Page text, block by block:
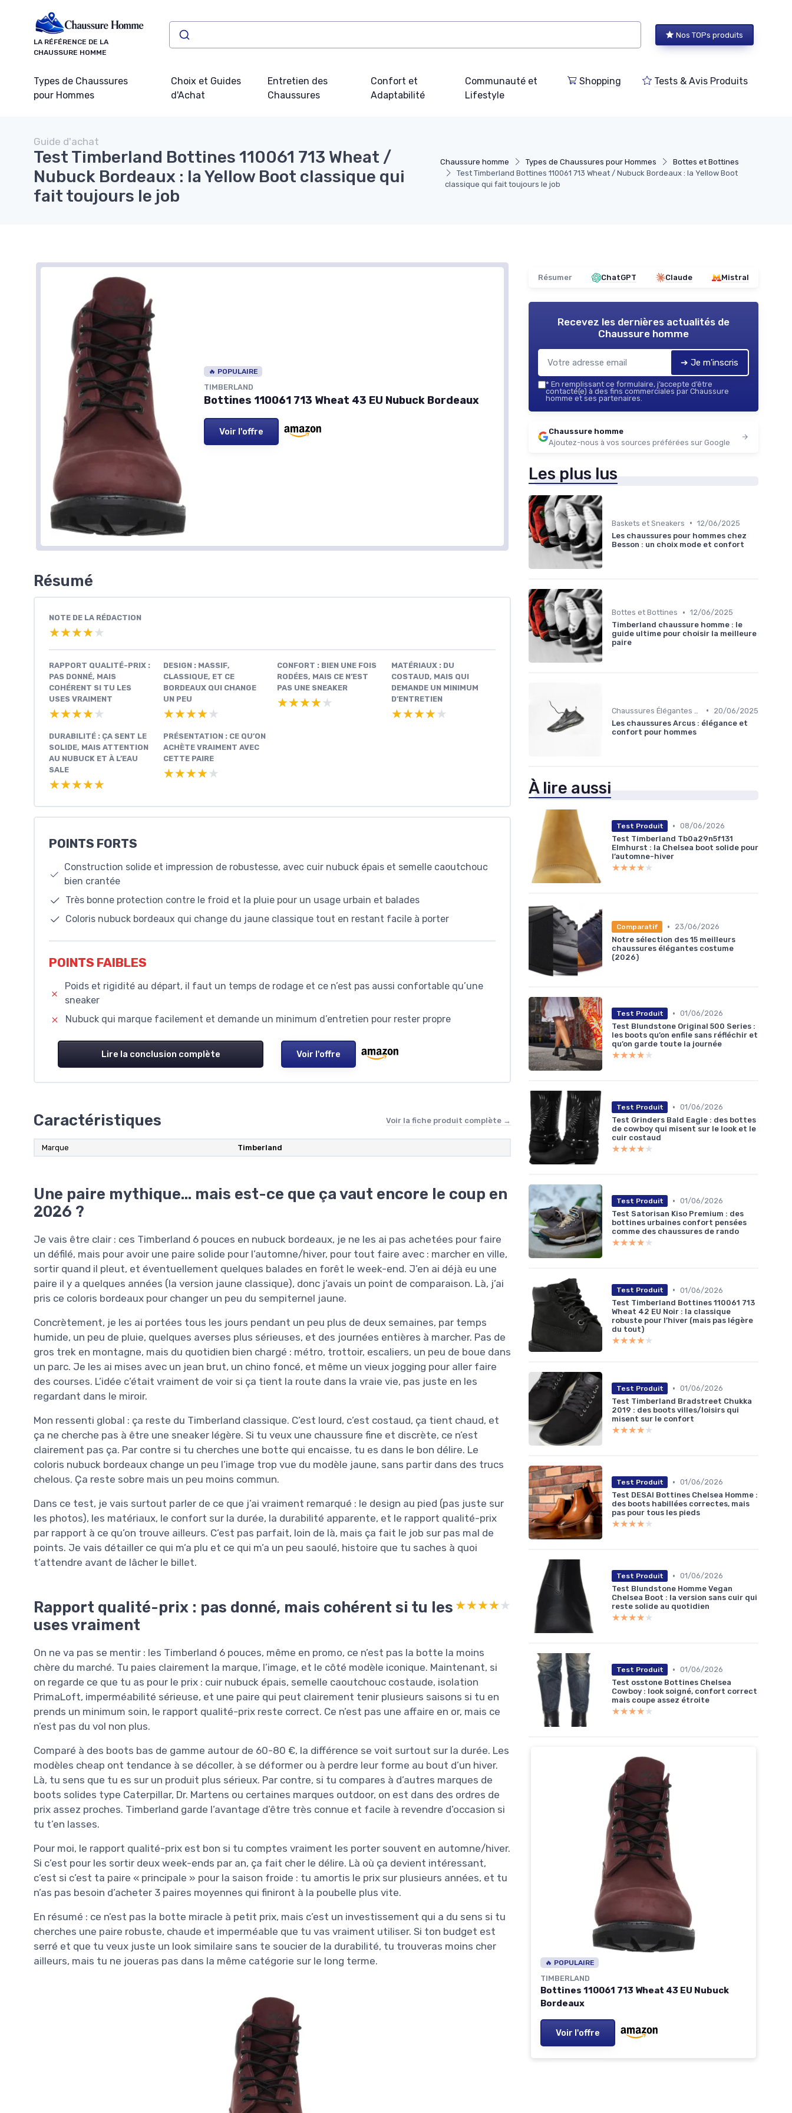
LA RÉFÉRENCE DE LA
CHAUSSURE HOMME
Nos TOPs produits
Types de Chaussures
pour Hommes
Choix et Guides
d'Achat
Entretien des
Chaussures
Confort et
Adaptabilité
Communauté et
Lifestyle
Shopping Tests & Avis Produits
Chaussure homme Types de Chaussures pour Hommes
Bottes et Bottines
Test Timberland Bottines 110061 713 Wheat / Nubuck Bordeaux : la Yellow Boot
classique qui fait toujours le job
Guide d'achat
Test Timberland Bottines 110061 713 Wheat /
Nubuck Bordeaux : la Yellow Boot classique qui
fait toujours le job
🔥 POPULAIRE
TIMBERLAND
Bottines 110061 713 Wheat 43 EU Nubuck Bordeaux
Voir l'offre
Résumé
NOTE DE LA RÉDACTION
★★★★★
★★★★★
RAPPORT QUALITÉ-PRIX :
PAS DONNÉ, MAIS
COHÉRENT SI TU LES
USES VRAIMENT
★★★★★
★★★★★
DESIGN : MASSIF,
CLASSIQUE, ET CE
BORDEAUX QUI CHANGE
UN PEU
★★★★★
★★★★★
CONFORT : BIEN UNE FOIS
RODÉES, MAIS CE N’EST
PAS UNE SNEAKER
★★★★★
★★★★★
MATÉRIAUX : DU
COSTAUD, MAIS QUI
DEMANDE UN MINIMUM
D’ENTRETIEN
★★★★★
★★★★★
DURABILITÉ : ÇA SENT LE
SOLIDE, MAIS ATTENTION
AU NUBUCK ET À L’EAU
SALE
★★★★★
★★★★★
PRÉSENTATION : CE QU’ON
ACHÈTE VRAIMENT AVEC
CETTE PAIRE
★★★★★
★★★★★
POINTS FORTS
Construction solide et impression de robustesse, avec cuir nubuck épais et semelle caoutchouc
bien crantée
Très bonne protection contre le froid et la pluie pour un usage urbain et balades
Coloris nubuck bordeaux qui change du jaune classique tout en restant facile à porter
POINTS FAIBLES
Poids et rigidité au départ, il faut un temps de rodage et ce n’est pas aussi confortable qu’une
sneaker
Nubuck qui marque facilement et demande un minimum d’entretien pour rester propre
Lire la conclusion complète Voir l'offre
Caractéristiques Voir la fiche produit complète →
Marque Timberland
Une paire mythique… mais est-ce que ça vaut encore le coup en
2026 ?
Je vais être clair : ces Timberland 6 pouces en nubuck bordeaux, je ne les ai pas achetées pour faire
un défilé, mais pour avoir une paire solide pour l’automne/hiver, pour tout faire avec : marcher en ville,
sortir quand il pleut, et éventuellement quelques balades en forêt le week-end. J’en ai déjà eu une
paire il y a quelques années (la version jaune classique), donc j’avais un point de comparaison. Là, j’ai
pris ce coloris bordeaux pour changer un peu du sempiternel jaune.
Concrètement, je les ai portées tous les jours pendant un peu plus de deux semaines, par temps
humide, un peu de pluie, quelques averses plus sérieuses, et des journées entières à marcher. Pas de
gros trek en montagne, mais du quotidien bien chargé : métro, trottoir, escaliers, un peu de boue dans
un parc. Je les ai mises avec un jean brut, un chino foncé, et même un vieux jogging pour aller faire
des courses. L’idée c’était vraiment de voir si ça tient la route dans la vraie vie, pas juste en les
regardant dans le miroir.
Mon ressenti global : ça reste du Timberland classique. C’est lourd, c’est costaud, ça tient chaud, et
ça ne cherche pas à être une sneaker légère. Si tu veux une chaussure fine et discrète, ce n’est
clairement pas ça. Par contre si tu cherches une botte qui encaisse, tu es dans le bon délire. Le
coloris nubuck bordeaux change un peu l’image trop vue du modèle jaune, sans partir dans des trucs
chelous. Ça reste sobre mais un peu moins commun.
Dans ce test, je vais surtout parler de ce que j’ai vraiment remarqué : le design au pied (pas juste sur
les photos), les matériaux, le confort sur la durée, la durabilité apparente, et le rapport qualité-prix
par rapport à ce qu’on trouve ailleurs. C’est pas parfait, loin de là, mais ça fait le job sur pas mal de
points. Je vais détailler ce qui m’a plu et ce qui m’a un peu saoulé, histoire que tu saches à quoi
t’attendre avant de lâcher le billet.
Rapport qualité-prix : pas donné, mais cohérent si tu les
uses vraiment
★★★★★
★★★★★
On ne va pas se mentir : les Timberland 6 pouces, même en promo, ce n’est pas la botte la moins
chère du marché. Tu paies clairement la marque, l’image, et le côté modèle iconique. Maintenant, si
on regarde ce que tu as pour le prix : cuir nubuck épais, semelle caoutchouc costaude, isolation
PrimaLoft, imperméabilité sérieuse, et une paire qui peut clairement tenir plusieurs saisons si tu en
prends un minimum soin, le rapport qualité-prix reste correct. Ce n’est pas une affaire en or, mais ce
n’est pas du vol non plus.
Comparé à des boots bas de gamme autour de 60-80 €, la différence se voit surtout sur la durée. Les
modèles cheap ont tendance à se décoller, à se déformer ou à perdre leur forme au bout d’un hiver.
Là, tu sens que tu es sur un produit plus sérieux. Par contre, si tu compares à d’autres marques de
boots solides type Caterpillar, Dr. Martens ou certaines marques outdoor, on est dans des ordres de
prix assez proches. Timberland garde l’avantage d’être très connue et facile à revendre d’occasion si
tu t’en lasses.
Pour moi, le rapport qualité-prix est bon si tu comptes vraiment les porter souvent en automne/hiver.
Si c’est pour les sortir deux week-ends par an, ça fait cher le délire. Là où ça devient intéressant,
c’est si c’est ta paire « principale » pour la saison froide : tu amortis le prix sur plusieurs années, et tu
n’as pas besoin d’acheter 3 paires moyennes qui finiront à la poubelle plus vite.
En résumé : ce n’est pas la botte miracle à petit prix, mais c’est un investissement qui a du sens si tu
cherches une paire robuste, chaude et imperméable que tu vas vraiment utiliser. Si ton budget est
serré et que tu veux juste un look similaire sans te soucier de la durabilité, tu trouveras moins cher
ailleurs, mais tu ne joueras pas dans la même catégorie sur le long terme.
Résumer ChatGPT Claude Mistral
Recevez les dernières actualités de
Chaussure homme
➔ Je m'inscris
* En remplissant ce formulaire, j’accepte d’être
contacté(e) à des fins commerciales par Chaussure
homme et ses partenaires.
Chaussure homme
Ajoutez-nous à vos sources préférées sur Google
Les plus lus
Baskets et Sneakers • 12/06/2025
Les chaussures pour hommes chez
Besson : un choix mode et confort
Bottes et Bottines • 12/06/2025
Timberland chaussure homme : le
guide ultime pour choisir la meilleure
paire
•
20/06/2025
Les chaussures Arcus : élégance et
confort pour hommes
À lire aussi
Test Produit • 08/06/2026
Test Timberland Tb0a29n5f131
Elmhurst : la Chelsea boot solide pour
l’automne-hiver
★★★★★
★★★★★
Comparatif •
23/06/2026
Notre sélection des 15 meilleurs
chaussures élégantes costume
(2026)
Test Produit • 01/06/2026
Test Blundstone Original 500 Series :
les boots qu’on enfile sans réfléchir et
qu’on garde toute la journée
★★★★★
★★★★★
Test Produit • 01/06/2026
Test Grinders Bald Eagle : des bottes
de cowboy qui misent sur le look et le
cuir costaud
★★★★★
★★★★★
Test Produit • 01/06/2026
Test Satorisan Kiso Premium : des
bottines urbaines confort pensées
comme des chaussures de rando
★★★★★
★★★★★
Test Produit • 01/06/2026
Test Timberland Bottines 110061 713
Wheat 42 EU Noir : la classique
robuste pour l’hiver (mais pas légère
du tout)
★★★★★
★★★★★
Test Produit • 01/06/2026
Test Timberland Bradstreet Chukka
2019 : des boots villes/loisirs qui
misent sur le confort
★★★★★
★★★★★
Test Produit • 01/06/2026
Test DESAI Bottines Chelsea Homme :
des boots habillées correctes, mais
pas pour tous les pieds
★★★★★
★★★★★
Test Produit • 01/06/2026
Test Blundstone Homme Vegan
Chelsea Boot : la version sans cuir qui
reste solide au quotidien
★★★★★
★★★★★
Test Produit • 01/06/2026
Test osstone Bottines Chelsea
Cowboy : look soigné, confort correct
mais coupe assez étroite
★★★★★
★★★★★
🔥 POPULAIRE
TIMBERLAND
Bottines 110061 713 Wheat 43 EU Nubuck
Bordeaux
Voir l'offre